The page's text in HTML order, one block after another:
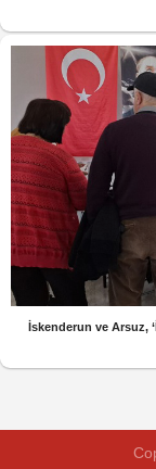
İskenderun ve Arsuz,